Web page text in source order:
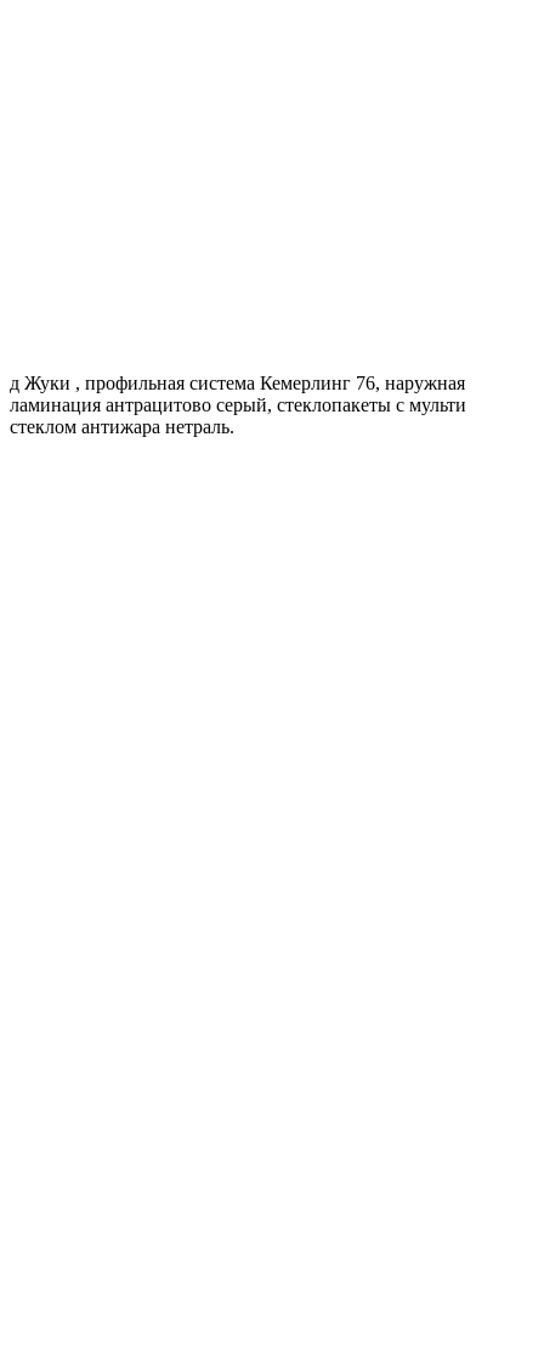
д Жуки , профильная система Кемерлинг 76, наружная
ламинация антрацитово серый, стеклопакеты с мульти
стеклом антижара нетраль.